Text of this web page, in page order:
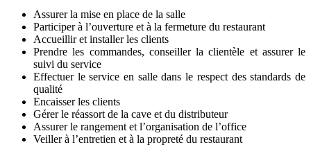
Assurer la mise en place de la salle
Participer à l’ouverture et à la fermeture du restaurant
Accueillir et installer les clients
Prendre les commandes, conseiller la clientèle et assurer le
suivi du service
Effectuer le service en salle dans le respect des standards de
qualité
Encaisser les clients
Gérer le réassort de la cave et du distributeur
Assurer le rangement et l’organisation de l’office
Veiller à l’entretien et à la propreté du restaurant